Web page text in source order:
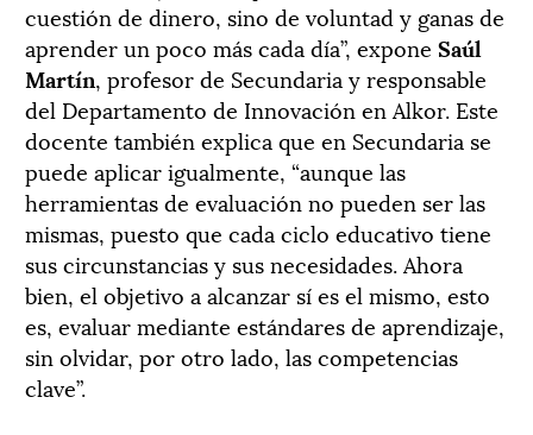
cuestión de dinero, sino de voluntad y ganas de
aprender un poco más cada día”, expone Saúl
Martín, profesor de Secundaria y responsable
del Departamento de Innovación en Alkor. Este
docente también explica que en Secundaria se
puede aplicar igualmente, “aunque las
herramientas de evaluación no pueden ser las
mismas, puesto que cada ciclo educativo tiene
sus circunstancias y sus necesidades. Ahora
bien, el objetivo a alcanzar sí es el mismo, esto
es, evaluar mediante estándares de aprendizaje,
sin olvidar, por otro lado, las competencias
clave”.